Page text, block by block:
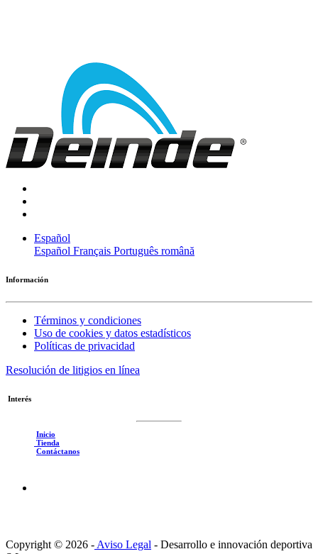
Español
Español Français Português română
Información
Términos y condiciones
Uso de cookies y datos estadísticos
Políticas de privacidad
Resolución de litigios en línea
Interés
Inicio
Tienda
Contáctanos
Copyright © 2026 - Aviso Legal - Desarrollo e innovación deportiva